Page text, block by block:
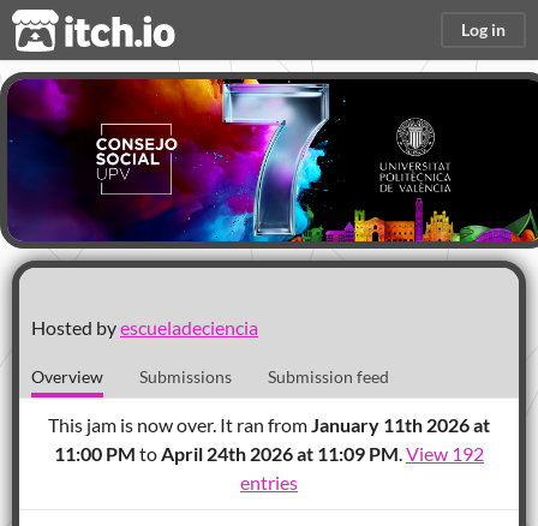
itch.io Log in
Hosted byescueladeciencia
Overview Submissions Submission feed
This jam is now over. It ran fromJanuary 11th 2026 at
11:00 PM toApril 24th 2026 at 11:09 PM.View 192
entries